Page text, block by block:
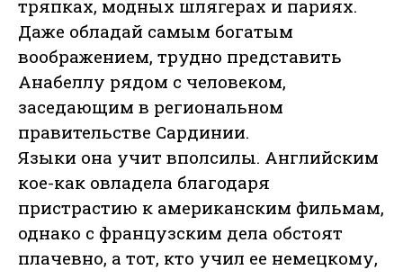
тряпках, модных шлягерах и париях.
Даже обладай самым богатым
воображением, трудно представить
Анабеллу рядом с человеком,
заседающим в региональном
правительстве Сардинии.
Языки она учит вполсилы. Английским
кое-как овладела благодаря
пристрастию к американским фильмам,
однако с французским дела обстоят
плачевно, а тот, кто учил ее немецкому,